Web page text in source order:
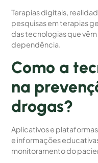
Terapias digitais,
pesquisas em terapias
das tecnologias que
dependência.
Como a
na
drogas?
Aplicativos e
e informações
monitoramento do